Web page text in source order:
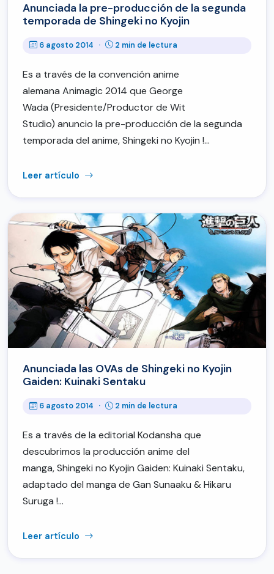
Anunciada la pre-producción de la segunda
temporada de Shingeki no Kyojin
6 agosto 2014 · 2 min de lectura
Es a través de la convención anime
alemana Animagic 2014 que George
Wada (Presidente/Productor de Wit
Studio) anuncio la pre-producción de la segunda
temporada del anime, Shingeki no Kyojin !…
Leer artículo
Anunciada las OVAs de Shingeki no Kyojin
Gaiden: Kuinaki Sentaku
6 agosto 2014 · 2 min de lectura
Es a través de la editorial Kodansha que
descubrimos la producción anime del
manga, Shingeki no Kyojin Gaiden: Kuinaki Sentaku,
adaptado del manga de Gan Sunaaku & Hikaru
Suruga !…
Leer artículo